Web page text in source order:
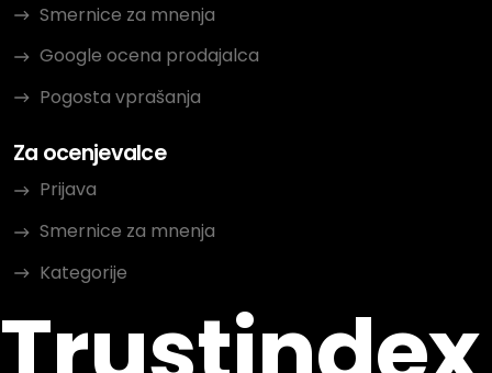
Smernice za mnenja
Google ocena prodajalca
Pogosta vprašanja
Za ocenjevalce
Prijava
Smernice za mnenja
Kategorije